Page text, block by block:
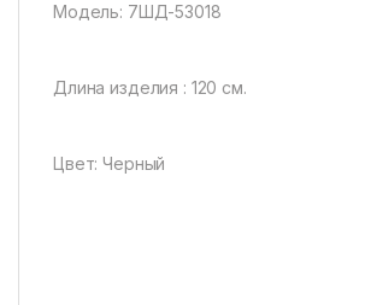
Модель: 7ШД-53018
Длина изделия : 120 см.
Цвет: Черный